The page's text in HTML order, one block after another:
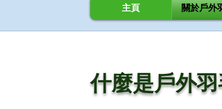
主頁 關於戶外
什麼是戶外